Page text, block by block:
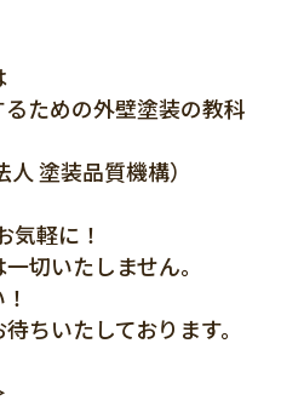
るための外壁塗装の教科
人 塗装品質機構）
気軽に！
切いたしません。
ちいたしております。